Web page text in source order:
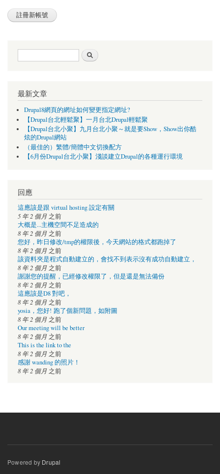
搜尋表單
最新文章
Drupal8網頁的網址如何變更指定網址?
【Drupal台北輕鬆聚】一月台北Drupal輕鬆聚
【Drupal台北小聚】九月台北小聚～就是要Show，Show出你酷
炫的Drupal網站
（最佳的）繁體/簡體中文切換配方
【6月份Drupal台北小聚】淺談建立Drupal的各種運行環境
回應
這應該是跟 virtual hosting 設定有關
5 年 2 個月 之前
大概是...主機空間不足造成的
8 年 2 個月 之前
您好，昨日修改/tmp的權限後，今天網站的格式都跑掉了
8 年 2 個月 之前
該資料夾是程式自動建立的，會找不到表示沒有成功自動建立，
8 年 2 個月 之前
謝謝您的提醒，已經修改權限了，但是還是無法備份
8 年 2 個月 之前
這應該是D8 對吧，
8 年 2 個月 之前
yosia，您好! 跑了個新問題，如附圖
8 年 2 個月 之前
Our meeting will be better
8 年 2 個月 之前
This is the link to the
8 年 2 個月 之前
感謝 wanding 的照片！
8 年 2 個月 之前
Powered by Drupal